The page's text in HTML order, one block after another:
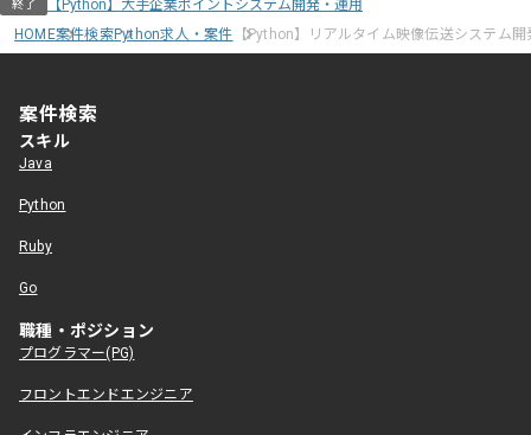
終了
【Python】大手企業ポイントシステム開発・運用
HOME案件検索Python求人・案件 【Python】リアルタイム映像伝送システム開
案件検索
スキル
Java
Python
Ruby
Go
職種・ポジション
プログラマー(PG)
フロントエンドエンジニア